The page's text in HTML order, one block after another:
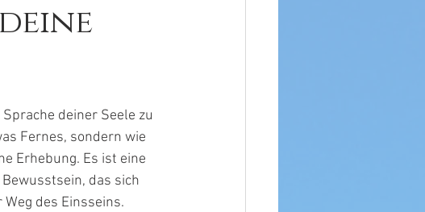
deiner Seele zu
Fernes, sondern wie
Erhebung. Es ist eine
das sich
des Einsseins.